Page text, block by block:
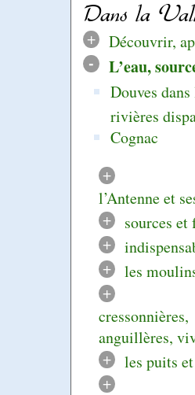
Dans la
+ Découvrir,
- L’eau,
Douves
rivières
Cognac
+
l’Antenne et
+
sources et
+
+
les
+
cressonnières,
anguillères,
+
les puits
+